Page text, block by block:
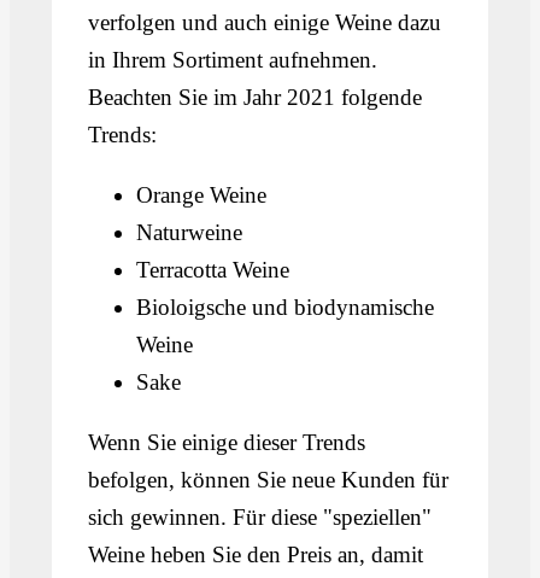
verfolgen und auch einige Weine dazu
in Ihrem Sortiment aufnehmen.
Beachten Sie im Jahr 2021 folgende
Trends:
Orange Weine
Naturweine
Terracotta Weine
Bioloigsche und biodynamische
Weine
Sake
Wenn Sie einige dieser Trends
befolgen, können Sie neue Kunden für
sich gewinnen. Für diese "speziellen"
Weine heben Sie den Preis an, damit